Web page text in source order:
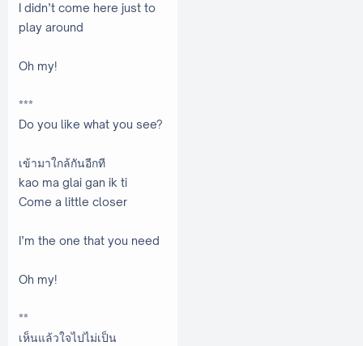
I didn’t come here just to
play around
Oh my!
***
Do you like what you see?
เข้ามาใกล้กันอีกที
kao ma glai gan ik ti
Come a little closer
I’m the one that you need
Oh my!
**
เห็นแล้วใจไปไม่เป็น